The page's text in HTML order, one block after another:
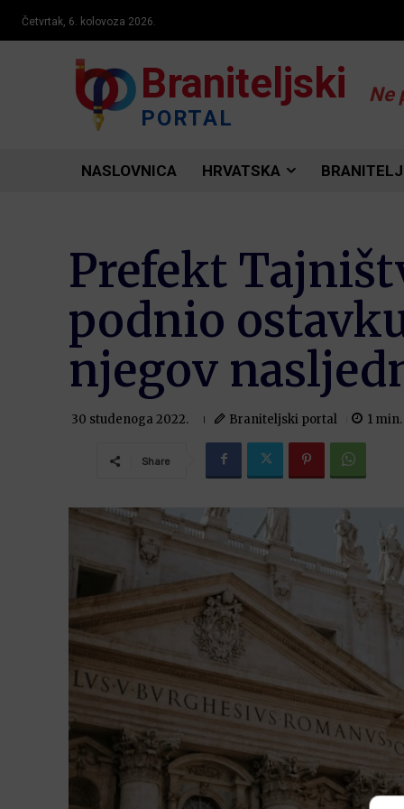
Četvrtak, 6. kolovoza 2026.
Braniteljski
PORTAL
Ne
NASLOVNICA HRVATSKA
Prefekt
podnio
njegov
30 studenoga 2022. Braniteljski portal 1 min.
Share